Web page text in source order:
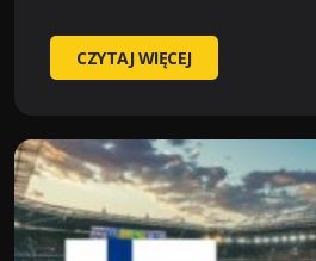
LIECHTENSTEIN-
GIBRALTAR
2024-
10-
18:00
)
CZYTAJ WIĘCEJ